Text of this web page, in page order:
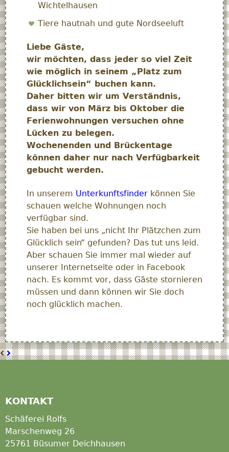
Wichtelhausen
Tiere hautnah und gute Nordseeluft
Liebe Gäste,
wir möchten, dass jeder so viel Zeit
wie möglich in seinem „Platz zum
Glücklichsein“ buchen kann.
Daher bitten wir um Verständnis,
dass wir von März bis Oktober die
Ferienwohnungen versuchen ohne
Lücken zu belegen.
Wochenenden und Brückentage
können daher nur nach Verfügbarkeit
gebucht werden.
In unserem Unterkunftsfinderkönnen Sie
schauen welche Wohnungen noch
verfügbar sind.
Sie haben bei uns „nicht Ihr Plätzchen zum
Glücklich sein“ gefunden? Das tut uns leid.
Aber schauen Sie immer mal wieder auf
unserer Internetseite oder in Facebook
nach. Es kommt vor, dass Gäste stornieren
müssen und dann können wir Sie doch
noch glücklich machen.
Kurzer
KONTAKT
Schäferei Rolfs
Marschenweg 26
25761 Büsumer Deichhausen